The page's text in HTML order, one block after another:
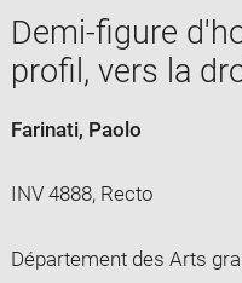
Demi-figure
profil, vers la
Farinati, Paolo
INV 4888, Recto
Département des Arts